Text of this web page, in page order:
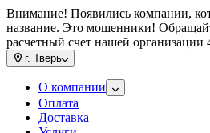
Внимание! Появились компании,
название. Это мошенники!
расчетный счет нашей организации
г. Тверь
О компании
Оплата
Доставка